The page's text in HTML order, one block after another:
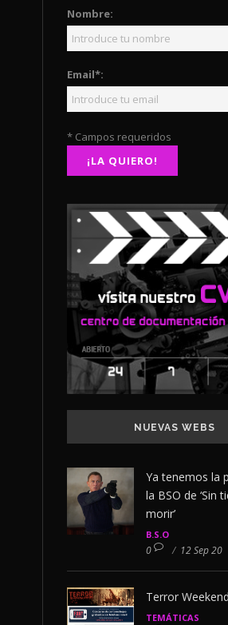
Nombre:
Email*:
* Campos requeridos
NUEVAS WEBS
Ya tenemos la
la BSO de ‘Sin
morir’
B.S.O
0 / 12 Sep 20
Terror Weekend
TEMÁTICAS